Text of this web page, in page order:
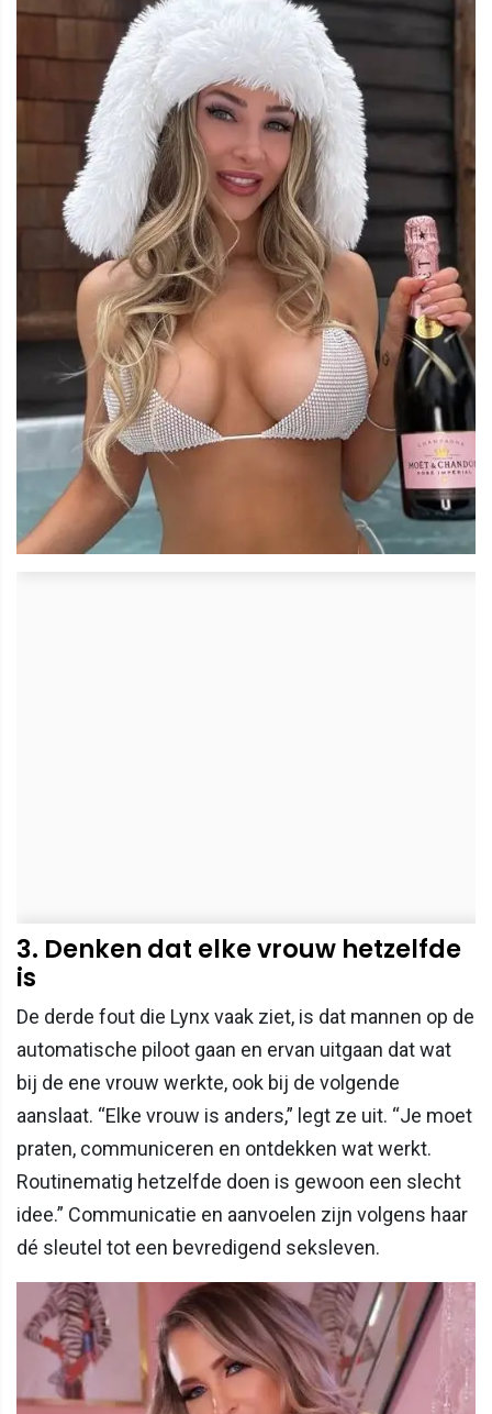
3. Denken dat elke vrouw hetzelfde
is
De derde fout die Lynx vaak ziet, is dat mannen op de
automatische piloot gaan en ervan uitgaan dat wat
bij de ene vrouw werkte, ook bij de volgende
aanslaat. “Elke vrouw is anders,” legt ze uit. “Je moet
praten, communiceren en ontdekken wat werkt.
Routinematig hetzelfde doen is gewoon een slecht
idee.” Communicatie en aanvoelen zijn volgens haar
dé sleutel tot een bevredigend seksleven.